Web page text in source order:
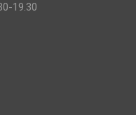
19.30